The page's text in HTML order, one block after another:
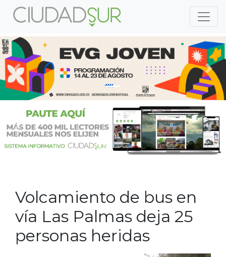
Previous
Previous
Volcamiento de bus en
vía Las Palmas deja 25
personas heridas